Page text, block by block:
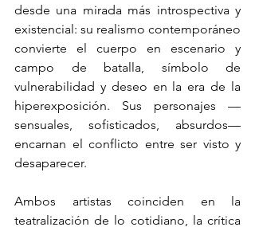
desde una mirada más introspectiva y
existencial: su realismo contemporáneo
convierte el cuerpo en escenario y
campo de batalla, símbolo de
vulnerabilidad y deseo en la era de la
hiperexposición. Sus personajes —
sensuales, sofisticados, absurdos—
encarnan el conflicto entre ser visto y
desaparecer.
Ambos artistas coinciden en la
teatralización de lo cotidiano, la crítica